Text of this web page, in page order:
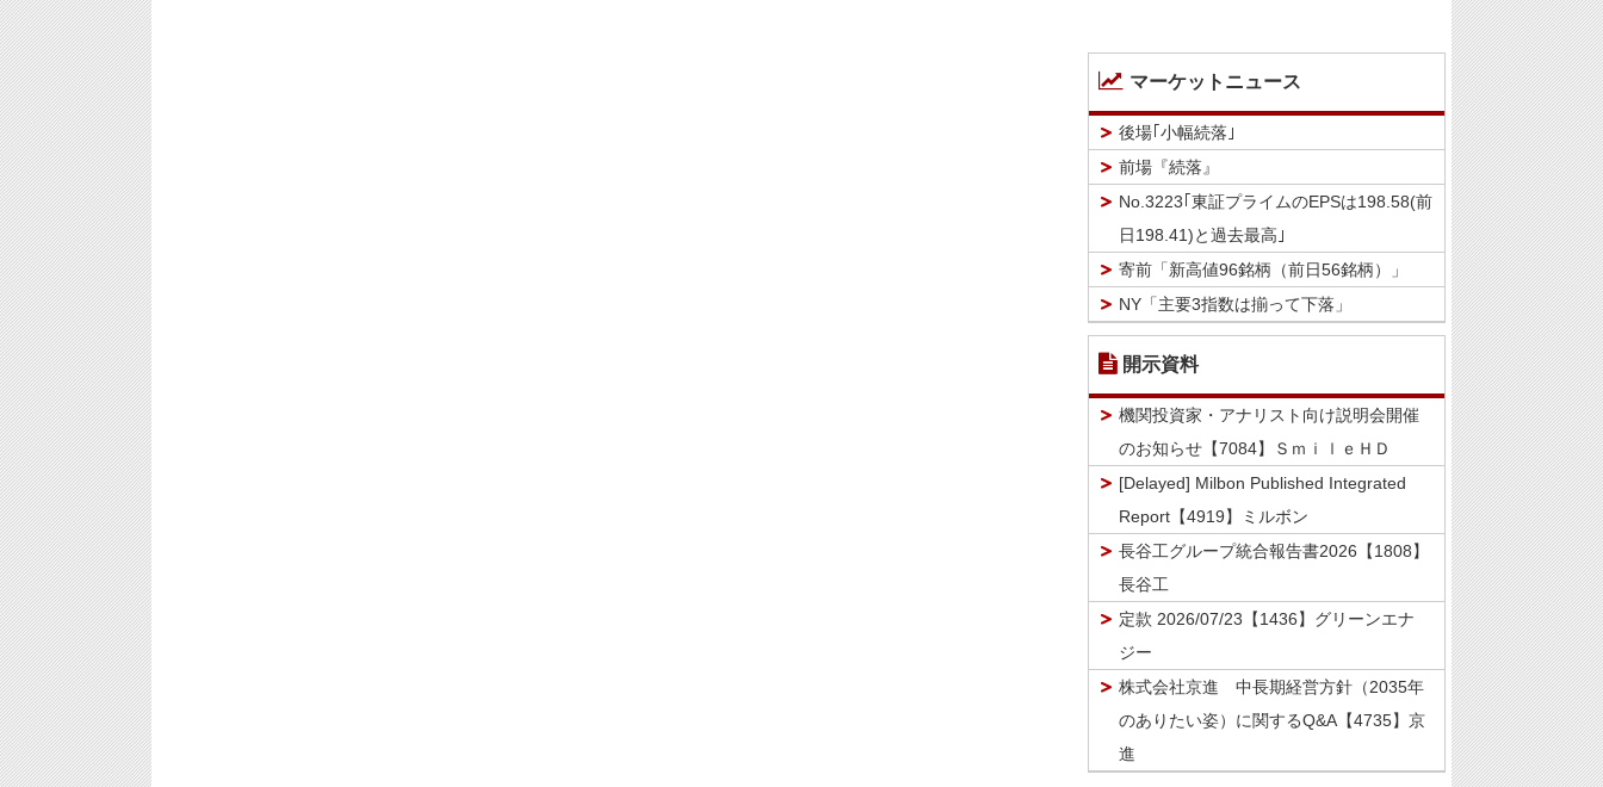
マーケットニュース
後場｢小幅続落｣
前場『続落』
No.3223｢東証プライムのEPSは198.58(前
日198.41)と過去最高｣
寄前「新高値96銘柄（前日56銘柄）」
NY「主要3指数は揃って下落」
開示資料
機関投資家・アナリスト向け説明会開催
のお知らせ【7084】ＳｍｉｌｅＨＤ
[Delayed] Milbon Published Integrated
Report【4919】ミルボン
長谷工グループ統合報告書2026【1808】
長谷工
定款 2026/07/23【1436】グリーンエナ
ジー
株式会社京進 中長期経営方針（2035年
のありたい姿）に関するQ&A【4735】京
進